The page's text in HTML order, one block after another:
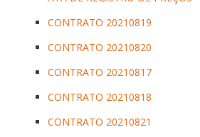
CONTRATO 20210819
CONTRATO 20210820
CONTRATO 20210817
CONTRATO 20210818
CONTRATO 20210821